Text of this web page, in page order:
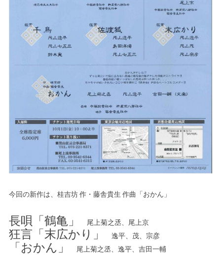
今回の新作は、桂吉坊 作・藤舎貴生 作曲「おかん」
長唄「鶴亀」 尾上菊之丞、尾上京
狂言「末広かり」 逸平、茂、宗彦
「おかん」 尾上菊之丞、逸平、吉田一輔